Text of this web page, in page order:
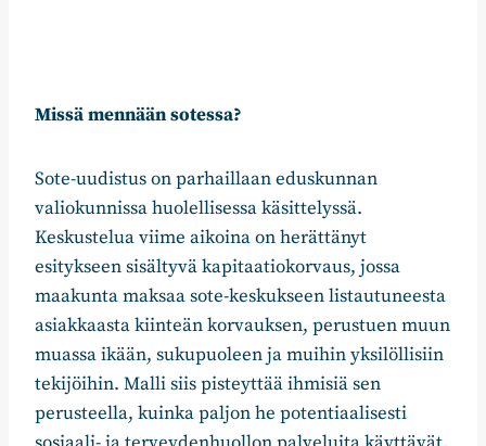
Missä mennään sotessa?
Sote-uudistus on parhaillaan eduskunnan
valiokunnissa huolellisessa käsittelyssä.
Keskustelua viime aikoina on herättänyt
esitykseen sisältyvä kapitaatiokorvaus, jossa
maakunta maksaa sote-keskukseen listautuneesta
asiakkaasta kiinteän korvauksen, perustuen muun
muassa ikään, sukupuoleen ja muihin yksilöllisiin
tekijöihin. Malli siis pisteyttää ihmisiä sen
perusteella, kuinka paljon he potentiaalisesti